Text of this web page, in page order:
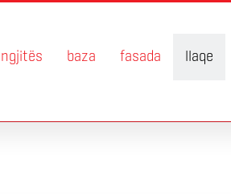
ngjitës baza fasada llaqe